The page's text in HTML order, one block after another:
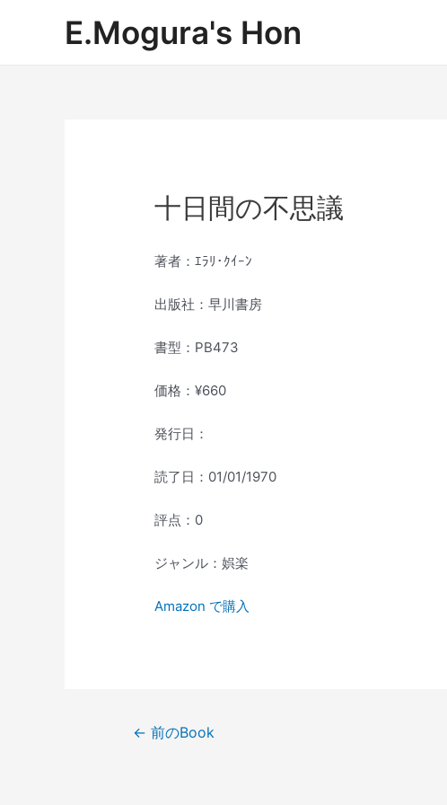
E.Mogura's Hon
十日間の不思議
著者：ｴﾗﾘ･ｸｲｰﾝ
出版社：早川書房
書型：PB473
価格：¥660
発行日：
読了日：01/01/1970
評点：0
ジャンル：娯楽
Amazon で購入
← 前のBook